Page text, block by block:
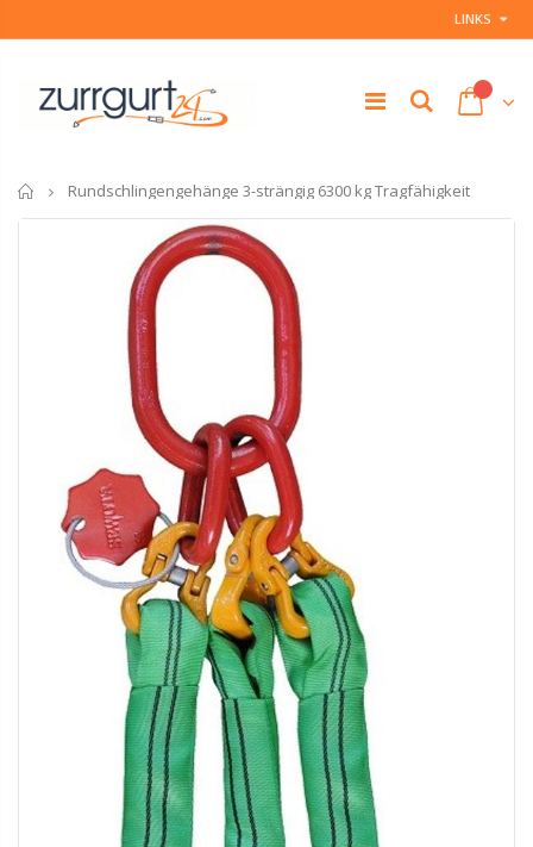
LINKS
Startseite
Rundschlingengehänge 3-strängig 6300 kg Tragfähigkeit